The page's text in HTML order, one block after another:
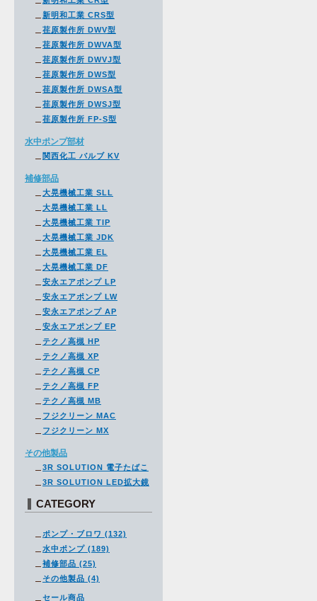
新明和工業 CRS型
荏原製作所 DWV型
荏原製作所 DWVA型
荏原製作所 DWVJ型
荏原製作所 DWS型
荏原製作所 DWSA型
荏原製作所 DWSJ型
荏原製作所 FP-S型
水中ポンプ部材
関西化工 バルブ KV
補修部品
大晃機械工業 SLL
大晃機械工業 LL
大晃機械工業 TIP
大晃機械工業 JDK
大晃機械工業 EL
大晃機械工業 DF
安永エアポンプ LP
安永エアポンプ LW
安永エアポンプ AP
安永エアポンプ EP
テクノ高槻 HP
テクノ高槻 XP
テクノ高槻 CP
テクノ高槻 FP
テクノ高槻 MB
フジクリーン MAC
フジクリーン MX
その他製品
3R SOLUTION 電子たばこ
3R SOLUTION LED拡大鏡
CATEGORY
ポンプ・ブロワ (132)
水中ポンプ (189)
補修部品 (25)
その他製品 (4)
セール商品